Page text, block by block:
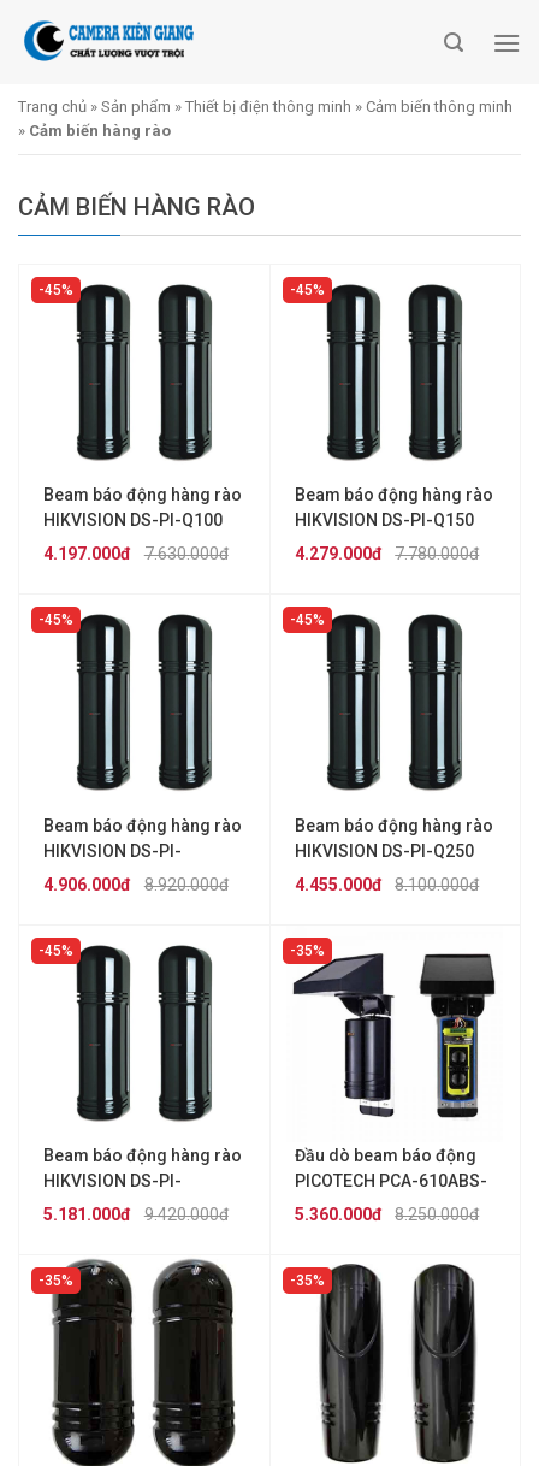
Trang chủ » Sản phẩm » Thiết bị điện thông minh » Cảm biến thông minh
» Cảm biến hàng rào
CẢM BIẾN HÀNG RÀO
45%
Beam báo động hàng rào
HIKVISION DS-PI-Q100
7.630.000đ
4.197.000đ
45%
Beam báo động hàng rào
HIKVISION DS-PI-Q150
7.780.000đ
4.279.000đ
45%
Beam báo động hàng rào
HIKVISION DS-PI-
Q150/FM
8.920.000đ
4.906.000đ
45%
Beam báo động hàng rào
HIKVISION DS-PI-Q250
8.100.000đ
4.455.000đ
45%
Beam báo động hàng rào
HIKVISION DS-PI-
Q250/FM
9.420.000đ
5.181.000đ
35%
Đầu dò beam báo động
PICOTECH PCA-610ABS-
60
8.250.000đ
5.360.000đ
35% 35%